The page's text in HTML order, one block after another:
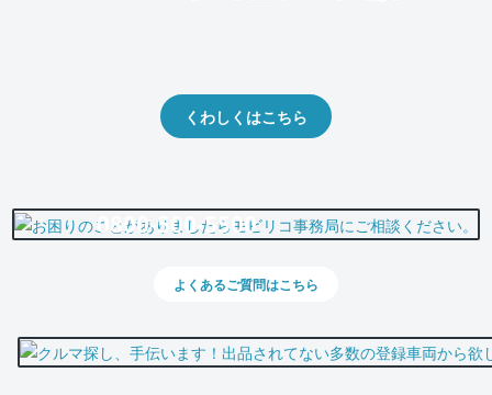
くわしくはこちら
0800-500-5500
よくあるご質問はこちら